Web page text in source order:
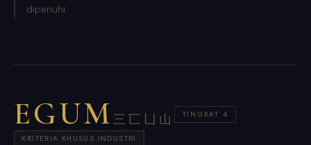
dipenuhi.
EGUM 三匸凵山 TINGKAT 4
KRITERIA KHUSUS INDUSTRI